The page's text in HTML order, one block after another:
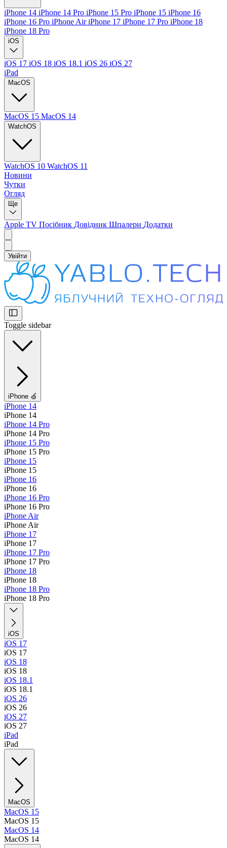
iPhone 14 iPhone 14 Pro iPhone 15 Pro iPhone 15 iPhone 16
iPhone 16 Pro iPhone AiriPhone 17 iPhone 17 Pro iPhone 18
iPhone 18 Pro
iOS
iOS 17 iOS 18 iOS 18.1 iOS 26 iOS 27
iPad
MacOS
MacOS 15 MacOS 14
WatchOS
WatchOS 10 WatchOS 11
Новини
Чутки
Огляд
Ще
Apple TV Посібник Довідник Шпалери Додатки
Увійти
Toggle sidebar
iPhone 🍏
iPhone 14
iPhone 14
iPhone 14 Pro
iPhone 14 Pro
iPhone 15 Pro
iPhone 15 Pro
iPhone 15
iPhone 15
iPhone 16
iPhone 16
iPhone 16 Pro
iPhone 16 Pro
iPhone Air
iPhone Air
iPhone 17
iPhone 17
iPhone 17 Pro
iPhone 17 Pro
iPhone 18
iPhone 18
iPhone 18 Pro
iPhone 18 Pro
iOS
iOS 17
iOS 17
iOS 18
iOS 18
iOS 18.1
iOS 18.1
iOS 26
iOS 26
iOS 27
iOS 27
iPad
iPad
MacOS
MacOS 15
MacOS 15
MacOS 14
MacOS 14